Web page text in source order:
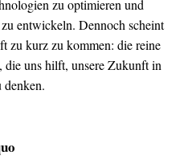
zu optimieren und
entwickeln. Dennoch scheint
zu kurz zu kommen: die reine
uns hilft, unsere Zukunft in